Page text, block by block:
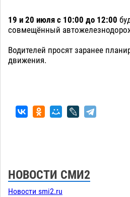
19 и 20 июля с 10:00 до 12:00
совмещённый
Водителей просят заранее
движения.
НОВОСТИ СМИ2
Новости smi2.ru